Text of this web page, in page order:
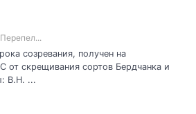
Перепел...
созревания, получен на
от скрещивания сортов Бердчанка и
В.Н. ...